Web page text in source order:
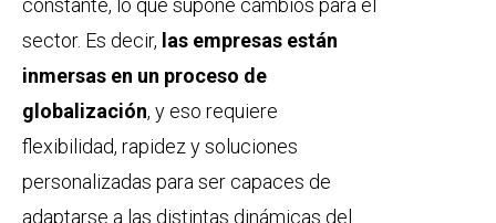
constante, lo que supone cambios para el
sector. Es decir, las empresas están
inmersas en un proceso de
globalización, y eso requiere
flexibilidad, rapidez y soluciones
personalizadas para ser capaces de
adaptarse a las distintas dinámicas del